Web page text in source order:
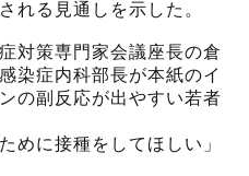
れる見通しを示した。
対策専門家会議座長の倉
染症内科部長が本紙のイ
の副反応が出やすい若者
めに接種をしてほしい」